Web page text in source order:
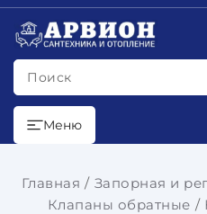
Поиск
Меню
Главная
Запорная и
Клапаны обратные